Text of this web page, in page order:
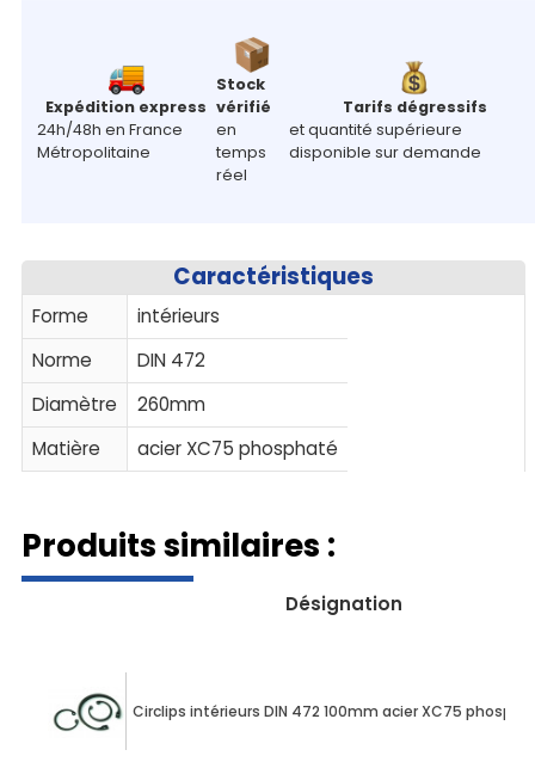
Expédition express
24h/48h en France
Métropolitaine
Stock
vérifié
en
temps
réel
Tarifs dégressifs
et quantité supérieure
disponible sur demande
Caractéristiques
Forme
intérieurs
Norme
DIN 472
Diamètre
260mm
Matière
acier XC75 phosphaté
Produits similaires :
Désignation
Circlips intérieurs DIN 472 100mm acier XC75